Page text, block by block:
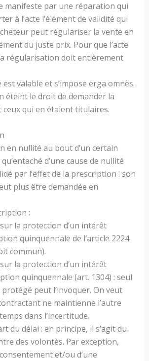
manifeste par une réparation qui
à l’acte l’élément de validité qui
peut régulariser la vente en
du juste prix. Pour que l’acte
régularisation doit entièrement
est valable et s’impose erga omnès.
éteint le droit de demander la
qui en étaient titulaires.
en nullité au bout d’un certain
d’une cause de nullité
par l’effet de la prescription : son
plus être demandée en
:
la protection d’un intérêt
quinquennale de l’article 2224
commun).
la protection d’un intérêt
quinquennale (art. 1304) : seul
peut l’invoquer. On veut
ne maintienne l’autre
dans l’incertitude.
du délai : en principe, il s’agit du
des volontés. Par exception,
et/ou d’une